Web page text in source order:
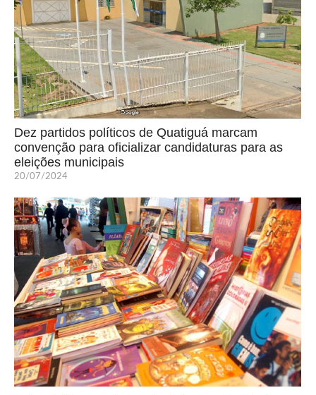
Dez partidos políticos de Quatiguá marcam
convenção para oficializar candidaturas para as
eleições municipais
20/07/2024